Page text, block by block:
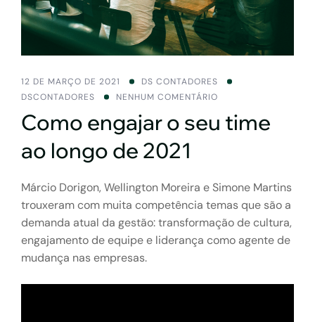
12 DE MARÇO DE 2021
DS CONTADORES
DSCONTADORES
NENHUM COMENTÁRIO
Como engajar o seu time
ao longo de 2021
Márcio Dorigon, Wellington Moreira e Simone Martins
trouxeram com muita competência temas que são a
demanda atual da gestão: transformação de cultura,
engajamento de equipe e liderança como agente de
mudança nas empresas.